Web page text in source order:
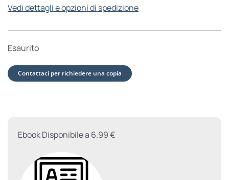
Vedi dettagli e opzioni di spedizione
Esaurito
Contattaci per richiedere una copia
Ebook Disponibile a 6.99 €